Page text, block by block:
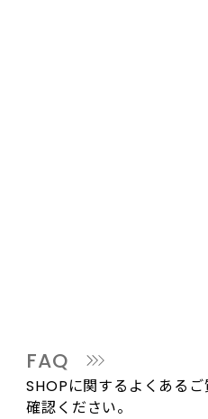
FAQ
SHOPに関するよくある
確認ください。